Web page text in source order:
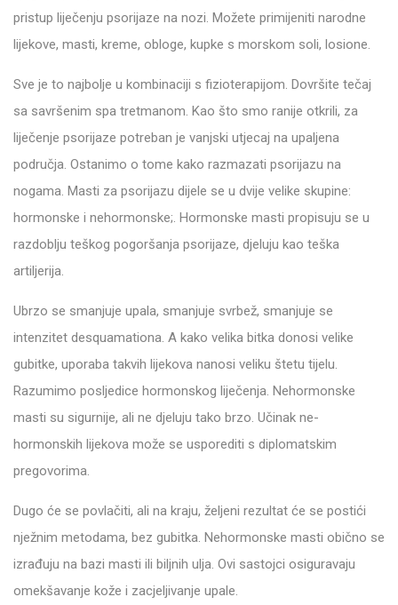
pristup liječenju psorijaze na nozi. Možete primijeniti narodne
lijekove, masti, kreme, obloge, kupke s morskom soli, losione.
Sve je to najbolje u kombinaciji s fizioterapijom. Dovršite tečaj
sa savršenim spa tretmanom. Kao što smo ranije otkrili, za
liječenje psorijaze potreban je vanjski utjecaj na upaljena
područja. Ostanimo o tome kako razmazati psorijazu na
nogama. Masti za psorijazu dijele se u dvije velike skupine:
hormonske i nehormonske;. Hormonske masti propisuju se u
razdoblju teškog pogoršanja psorijaze, djeluju kao teška
artiljerija.
Ubrzo se smanjuje upala, smanjuje svrbež, smanjuje se
intenzitet desquamationa. A kako velika bitka donosi velike
gubitke, uporaba takvih lijekova nanosi veliku štetu tijelu.
Razumimo posljedice hormonskog liječenja. Nehormonske
masti su sigurnije, ali ne djeluju tako brzo. Učinak ne-
hormonskih lijekova može se usporediti s diplomatskim
pregovorima.
Dugo će se povlačiti, ali na kraju, željeni rezultat će se postići
nježnim metodama, bez gubitka. Nehormonske masti obično se
izrađuju na bazi masti ili biljnih ulja. Ovi sastojci osiguravaju
omekšavanje kože i zacjeljivanje upale.